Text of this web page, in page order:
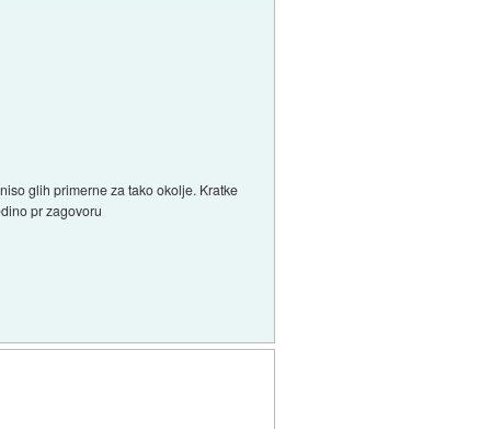
glih primerne za tako okolje. Kratke
pr zagovoru